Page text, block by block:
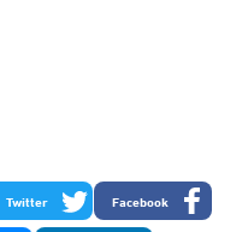
Facebook
Twitter